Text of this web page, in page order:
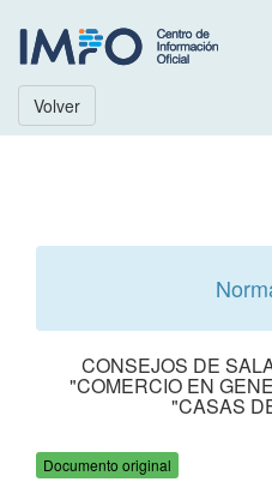
Volver
CONSEJOS DE
"COMERCIO EN
"CASAS
Documento original